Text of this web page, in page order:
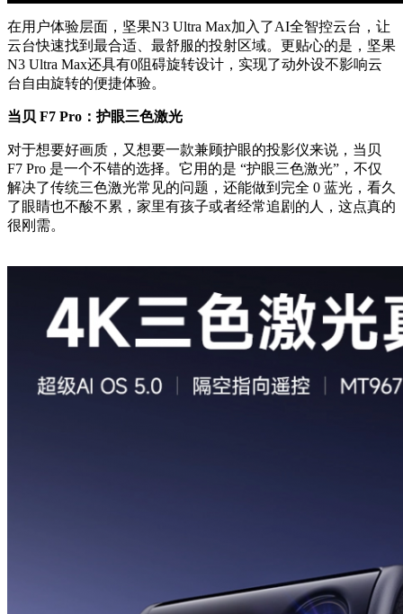
在用户体验层面，坚果N3 Ultra Max加入了AI全智控云台，让
云台快速找到最合适、最舒服的投射区域。更贴心的是，坚果
N3 Ultra Max还具有0阻碍旋转设计，实现了动外设不影响云
台自由旋转的便捷体验。
当贝 F7 Pro：护眼三色激光
对于想要好画质，又想要一款兼顾护眼的投影仪来说，当贝
F7 Pro 是一个不错的选择。它用的是 “护眼三色激光”，不仅
解决了传统三色激光常见的问题，还能做到完全 0 蓝光，看久
了眼睛也不酸不累，家里有孩子或者经常追剧的人，这点真的
很刚需。